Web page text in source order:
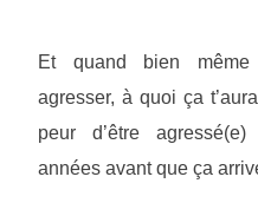
Et quand bien
agresser, à quoi ça
peur d’être
années avant que ça